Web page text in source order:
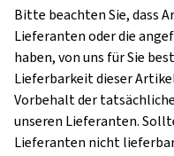
Bitte beachten Sie, dass
Lieferanten oder die
haben, von uns für Sie
Lieferbarkeit dieser
Vorbehalt der
unseren Lieferanten.
Lieferanten nicht